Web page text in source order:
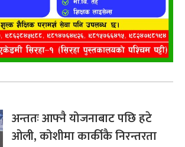
अन्ततः आफ्नै योजनाबाट पछि हटे
ओली, कोशीमा कार्कीकै निरन्तरता